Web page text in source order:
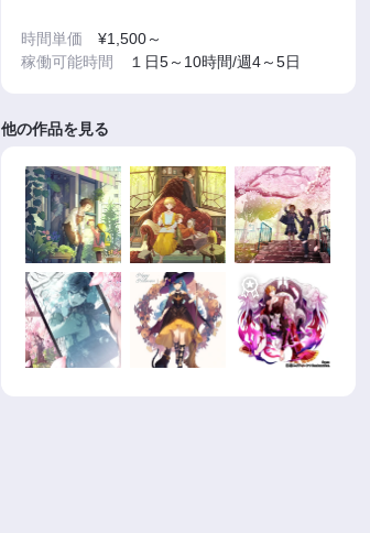
時間単価 ¥1,500～
稼働可能時間
１日5～10時間/週4～5日
他の作品を見る